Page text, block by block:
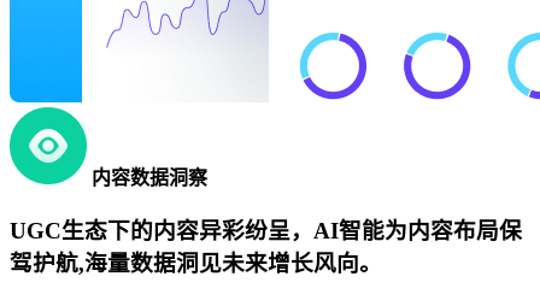
内容数据洞察
UGC生态下的内容异彩纷呈，AI智能为内容布局保
驾护航,海量数据洞见未来增长风向。